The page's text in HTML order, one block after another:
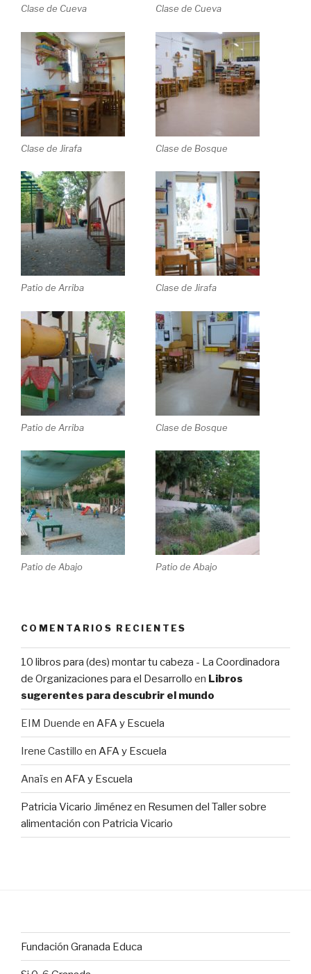
Clase de Cueva Clase de Cueva
Clase de Jirafa Clase de Bosque
Patio de Arriba Clase de Jirafa
Patio de Arriba Clase de Bosque
Patio de Abajo Patio de Abajo
COMENTARIOS RECIENTES
10 libros para (des) montar tu cabeza - La Coordinadora
de Organizaciones para el Desarrollo en Libros
sugerentes para descubrir el mundo
EIM Duende en AFA y Escuela
Irene Castillo en AFA y Escuela
Anaïs en AFA y Escuela
Patricia Vicario Jiménezen Resumen del Taller sobre
alimentación con Patricia Vicario
Fundación Granada Educa